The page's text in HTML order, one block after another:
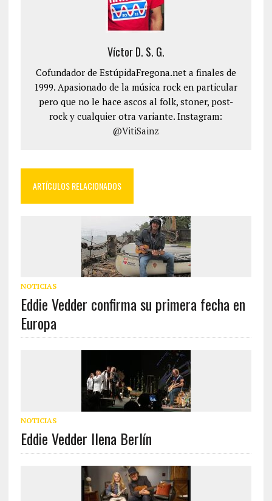
Víctor D. S. G.
Cofundador de EstúpidaFregona.net a finales de
1999. Apasionado de la música rock en particular
pero que no le hace ascos al folk, stoner, post-
rock y cualquier otra variante. Instagram:
@VitiSainz
ARTÍCULOS RELACIONADOS
NOTICIAS
Eddie Vedder confirma su primera fecha en
Europa
NOTICIAS
Eddie Vedder llena Berlín